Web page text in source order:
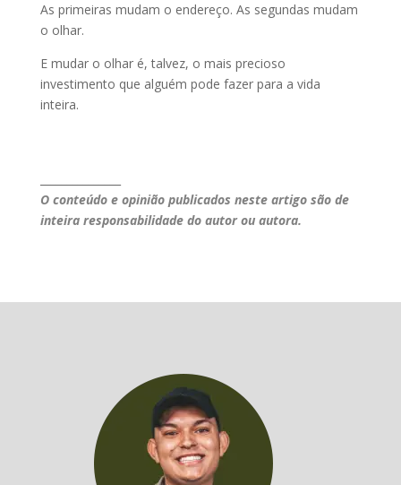
As primeiras mudam o endereço. As segundas mudam
o olhar.
E mudar o olhar é, talvez, o mais precioso
investimento que alguém pode fazer para a vida
inteira.
O conteúdo e opinião publicados neste artigo são de
inteira responsabilidade do autor ou autora.